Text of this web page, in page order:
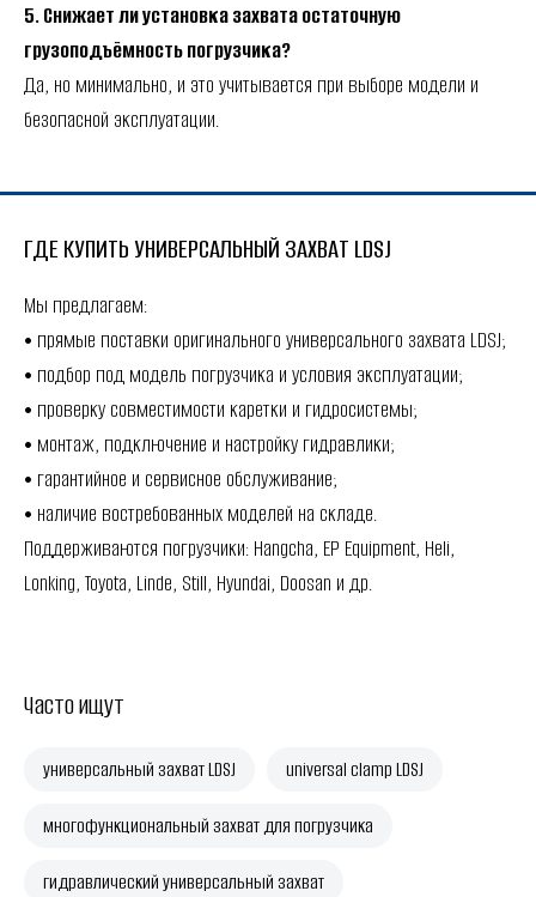
5. Снижает ли установка захвата остаточную
грузоподъёмность погрузчика?
Да, но минимально, и это учитывается при выборе модели и
безопасной эксплуатации.
ГДЕ КУПИТЬ УНИВЕРСАЛЬНЫЙ ЗАХВАТ LDSJ
Мы предлагаем:
• прямые поставки оригинального универсального захвата LDSJ;
• подбор под модель погрузчика и условия эксплуатации;
• проверку совместимости каретки и гидросистемы;
• монтаж, подключение и настройку гидравлики;
• гарантийное и сервисное обслуживание;
• наличие востребованных моделей на складе.
Поддерживаются погрузчики: Hangcha, EP Equipment, Heli,
Lonking, Toyota, Linde, Still, Hyundai, Doosan и др.
Часто ищут
универсальный захват LDSJ universal clamp LDSJ
многофункциональный захват для погрузчика
гидравлический универсальный захват